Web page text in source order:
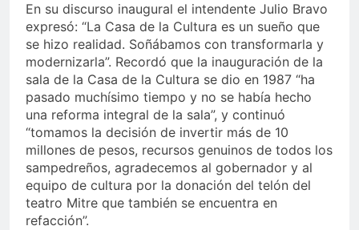
En su discurso inaugural el intendente Julio Bravo
expresó: “La Casa de la Cultura es un sueño que
se hizo realidad. Soñábamos con transformarla y
modernizarla”. Recordó que la inauguración de la
sala de la Casa de la Cultura se dio en 1987 “ha
pasado muchísimo tiempo y no se había hecho
una reforma integral de la sala”, y continuó
“tomamos la decisión de invertir más de 10
millones de pesos, recursos genuinos de todos los
sampedreños, agradecemos al gobernador y al
equipo de cultura por la donación del telón del
teatro Mitre que también se encuentra en
refacción”.